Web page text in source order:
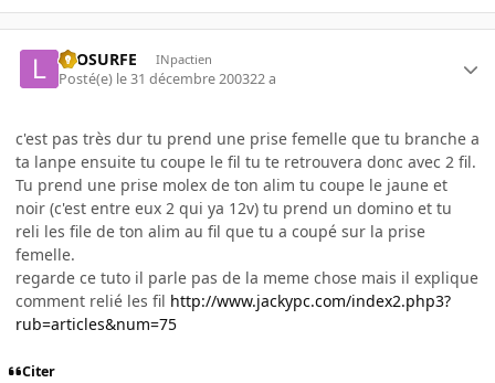
LEOSURFE INpactien
Posté(e) le 31 décembre 200322 a
c'est pas très dur tu prend une prise femelle que tu branche a
ta lanpe ensuite tu coupe le fil tu te retrouvera donc avec 2 fil.
Tu prend une prise molex de ton alim tu coupe le jaune et
noir (c'est entre eux 2 qui ya 12v) tu prend un domino et tu
reli les file de ton alim au fil que tu a coupé sur la prise
femelle.
regarde ce tuto il parle pas de la meme chose mais il explique
comment relié les fil http://www.jackypc.com/index2.php3?
rub=articles&num=75
Citer